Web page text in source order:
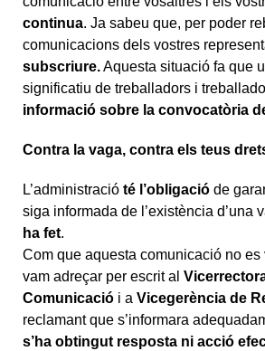
continua. Ja sabeu que, per poder
comunicacions dels vostres
subscriure.Aquesta situació fa que
significatiu de treballadors i
informació sobre la convocatòria
Contra la vaga, contra els teus
L’administració té l’obligació de
siga informada de l’existència d’una
ha fet.
Com que aquesta comunicació no es
vam adreçar per escrit al
Comunicació i a Vicegerència de
reclamant que s’informara
s’ha obtingut resposta ni acció